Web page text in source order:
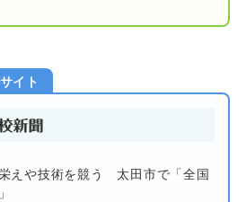
イト
えや技術を競う 太田市で「全国